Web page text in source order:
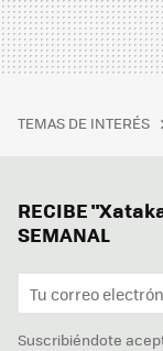
TEMAS DE INTERÉS
RECIBE
SEMANAL
Suscribiéndote